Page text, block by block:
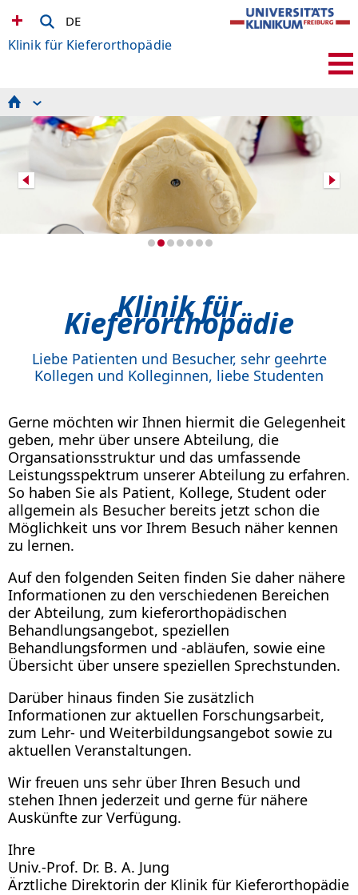
DE
Klinik für Kieferorthopädie
Kieferorthopädie
Team
Wissenschaft & Forschung
Wissenschaftliches Labor
Kontakt & Anfahrt
Klinik für
Kieferorthopädie
Liebe Patienten und Besucher, sehr geehrte
Kollegen und Kolleginnen, liebe Studenten
Gerne möchten wir Ihnen hiermit die Gelegenheit
geben, mehr über unsere Abteilung, die
Organsationsstruktur und das umfassende
Leistungsspektrum unserer Abteilung zu erfahren.
So haben Sie als Patient, Kollege, Student oder
allgemein als Besucher bereits jetzt schon die
Möglichkeit uns vor Ihrem Besuch näher kennen
zu lernen.
Auf den folgenden Seiten finden Sie daher nähere
Informationen zu den verschiedenen Bereichen
der Abteilung, zum kieferorthopädischen
Behandlungsangebot, speziellen
Behandlungsformen und -abläufen, sowie eine
Übersicht über unsere speziellen Sprechstunden.
Darüber hinaus finden Sie zusätzlich
Informationen zur aktuellen Forschungsarbeit,
zum Lehr- und Weiterbildungsangebot sowie zu
aktuellen Veranstaltungen.
Wir freuen uns sehr über Ihren Besuch und
stehen Ihnen jederzeit und gerne für nähere
Auskünfte zur Verfügung.
Ihre
Univ.-Prof. Dr. B. A. Jung
Ärztliche Direktorin der Klinik für Kieferorthopädie